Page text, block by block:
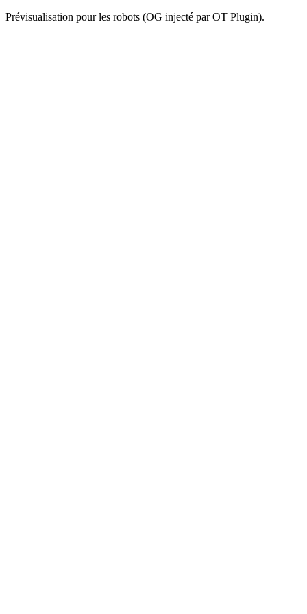
Prévisualisation pour les robots (OG injecté par OT Plugin).